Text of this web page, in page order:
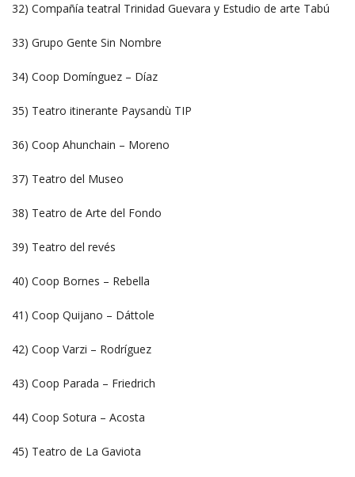
32) Compañía teatral Trinidad Guevara y Estudio de arte Tabú
33) Grupo Gente Sin Nombre
34) Coop Domínguez – Díaz
35) Teatro itinerante Paysandù TIP
36) Coop Ahunchain – Moreno
37) Teatro del Museo
38) Teatro de Arte del Fondo
39) Teatro del revés
40) Coop Bornes – Rebella
41) Coop Quijano – Dáttole
42) Coop Varzi – Rodríguez
43) Coop Parada – Friedrich
44) Coop Sotura – Acosta
45) Teatro de La Gaviota